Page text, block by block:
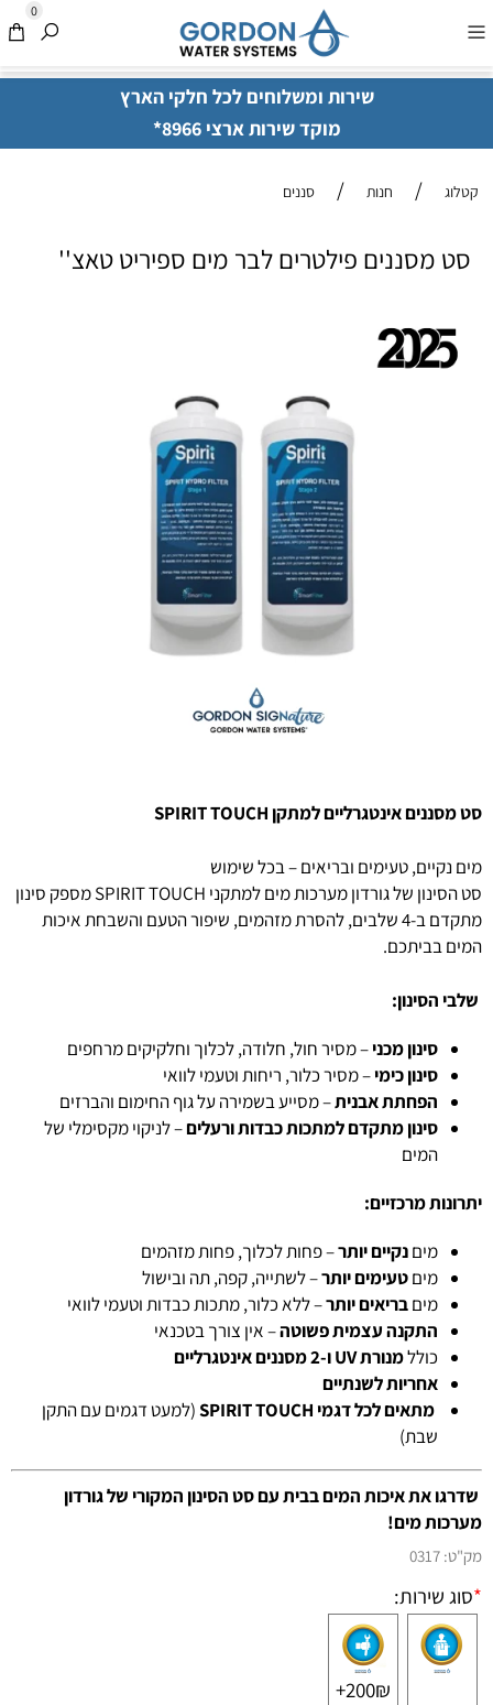
שירות ומשלוחים לכל חלקי הארץ
מוקד שירות ארצי 8966*
0
קטלוג / חנות / סננים
סט מסננים פילטרים לבר מים ספיריט טאצ''
סט מסננים אינטגרליים למתקן SPIRIT TOUCH
מים נקיים, טעימים ובריאים – בכל שימוש
סט הסינון של גורדון מערכות מים למתקני SPIRIT TOUCH מספק סינון
מתקדם ב-4 שלבים, להסרת מזהמים, שיפור הטעם והשבחת איכות
המים בביתכם.
שלבי הסינון:
סינון מכני– מסיר חול, חלודה, לכלוך וחלקיקים מרחפים
סינון כימי– מסיר כלור, ריחות וטעמי לוואי
הפחתת אבנית– מסייע בשמירה על גוף החימום והברזים
סינון מתקדם למתכות כבדות ורעלים– לניקוי מקסימלי של
המים
יתרונות מרכזיים:
מיםנקיים יותר– פחות לכלוך, פחות מזהמים
מיםטעימים יותר– לשתייה, קפה, תה ובישול
מיםבריאים יותר– ללא כלור, מתכות כבדות וטעמי לוואי
התקנה עצמית פשוטה– אין צורך בטכנאי
כוללמנורת UV ו-2 מסננים אינטגרליים
אחריות לשנתיים
מתאים לכל דגמי SPIRIT TOUCH
(למעט דגמים עם התקן
שבת)
שדרגו את איכות המים בבית עם סט הסינון המקורי של גורדון
מערכות מים!
מק"ט: 0317
*סוג שירות:
200₪+